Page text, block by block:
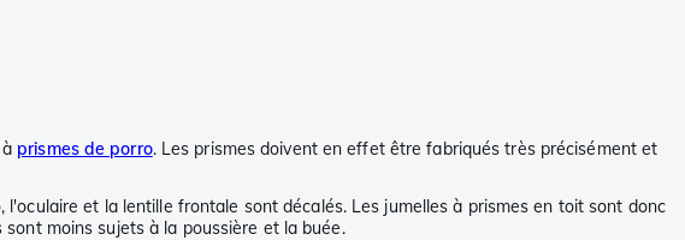
prismes de porro. Les prismes doivent en effet être fabriqués très précisément et
et la lentille frontale sont décalés. Les jumelles à prismes en toit sont donc
moins sujets à la poussière et la buée.